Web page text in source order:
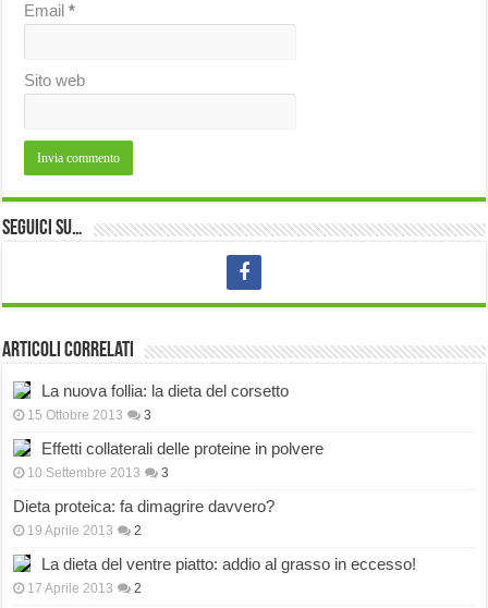
Email*
Sito web
Seguici su…
Articoli correlati
La nuova follia: la dieta del corsetto
15 Ottobre 2013 3
Effetti collaterali delle proteine in polvere
10 Settembre 2013 3
Dieta proteica: fa dimagrire davvero?
19 Aprile 2013 2
La dieta del ventre piatto: addio al grasso in eccesso!
17 Aprile 2013 2